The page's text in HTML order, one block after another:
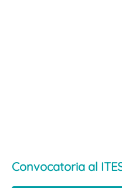
Convocatoria al